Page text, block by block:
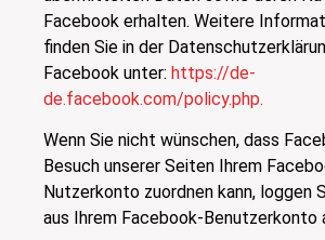
Facebook erhalten. Weitere
finden Sie in der
Facebook unter: https://de-
de.facebook.com/policy.php.
Wenn Sie nicht wünschen, dass
Besuch unserer Seiten Ihrem
Nutzerkonto zuordnen kann, loggen
aus Ihrem Facebook-Benutzerkonto